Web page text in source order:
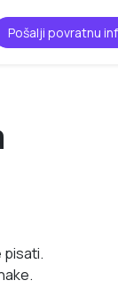
Pošalji povratnu
pisati.